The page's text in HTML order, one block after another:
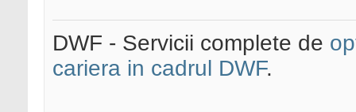
DWF - Servicii complete de
cariera in cadrul DWF.